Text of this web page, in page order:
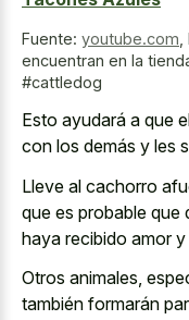
Fuente: youtube.com
encuentran en la
#cattledog
Esto ayudará a que
con los demás y les
Lleve al cachorro
que es probable que
haya recibido amor
Otros animales,
también formarán